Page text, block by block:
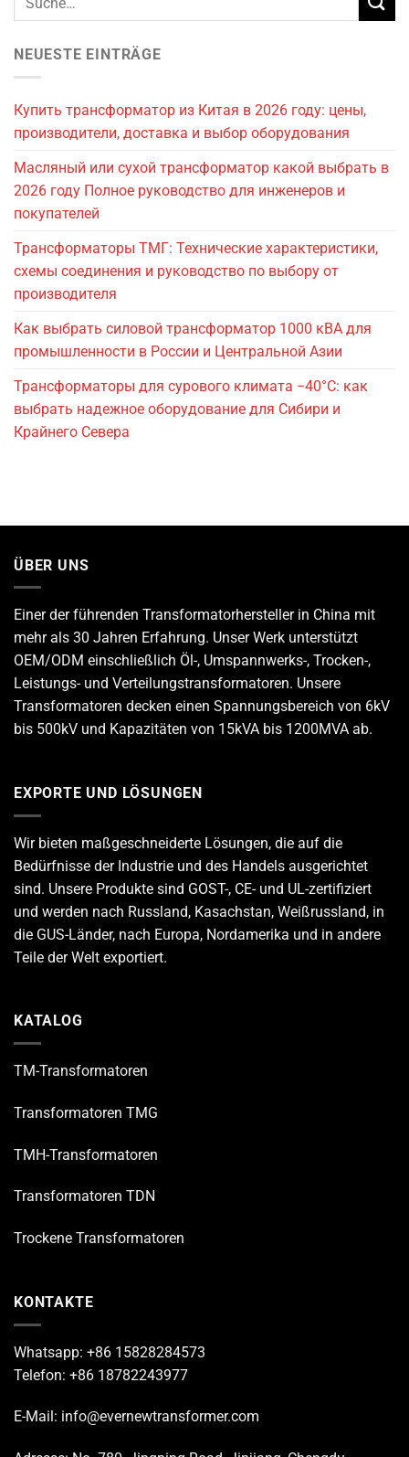
NEUESTE EINTRÄGE
Купить трансформатор из Китая в 2026 году: цены,
производители, доставка и выбор оборудования
Масляный или сухой трансформатор какой выбрать в
2026 году Полное руководство для инженеров и
покупателей
Трансформаторы ТМГ: Технические характеристики,
схемы соединения и руководство по выбору от
производителя
Как выбрать силовой трансформатор 1000 кВА для
промышленности в России и Центральной Азии
Трансформаторы для сурового климата −40°C: как
выбрать надежное оборудование для Сибири и
Крайнего Севера
ÜBER UNS
Einer der führenden Transformatorherstellerin China mit
mehr als 30 Jahren Erfahrung. Unser Werk unterstützt
OEM/ODM einschließlich Öl-, Umspannwerks-, Trocken-,
Leistungs- und Verteilungstransformatoren. Unsere
Transformatoren decken einen Spannungsbereich von 6kV
bis 500kV und Kapazitäten von 15kVA bis 1200MVA ab.
EXPORTE UND LÖSUNGEN
Wir bieten maßgeschneiderte Lösungen, die auf die
Bedürfnisse der Industrie und des Handels ausgerichtet
sind. Unsere Produkte sind GOST-, CE- und UL-zertifiziert
und werden nach Russland, Kasachstan, Weißrussland, in
die GUS-Länder, nach Europa, Nordamerika und in andere
Teile der Welt exportiert.
KATALOG
TM-Transformatoren
Transformatoren TMG
TMH-Transformatoren
Transformatoren TDN
Trockene Transformatoren
KONTAKTE
Whatsapp: +86 15828284573
Telefon: +86 18782243977
E-Mail: info@evernewtransformer.com